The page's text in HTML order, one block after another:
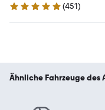
4.9 Sterne
(451)
Ähnliche Fahrzeuge des